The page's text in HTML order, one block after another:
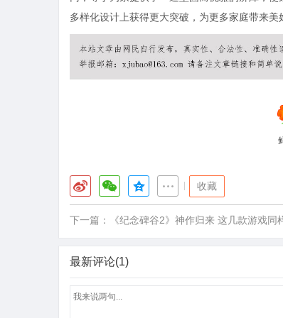
多样化设计上获得更大突破，为更多家庭带来美
收藏
下一篇： 《纪念碑谷2》神作归来 这几款游戏同
最新评论(1)